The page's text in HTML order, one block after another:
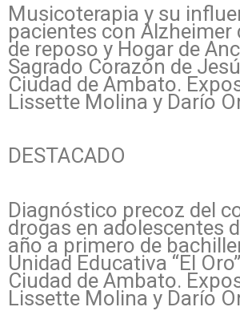
Musicoterapia y su
pacientes con Alzheimer
de reposo y Hogar de
Sagrado Corazón de
Ciudad de Ambato.
Lissette Molina y Darío
DESTACADO
Diagnóstico precoz del
drogas en adolescentes
año a primero de
Unidad Educativa “El
Ciudad de Ambato.
Lissette Molina y Darío